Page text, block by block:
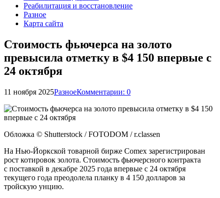
Реабилитация и восстановление
Разное
Карта сайта
Стоимость фьючерса на золото
превысила отметку в $4 150 впервые с
24 октября
11 ноября 2025РазноеКомментарии: 0
Обложка © Shutterstock / FOTODOM / r.classen
На Нью-Йоркской товарной бирже Comex зарегистрирован
рост котировок золота. Стоимость фьючерсного контракта
с поставкой в декабре 2025 года впервые с 24 октября
текущего года преодолела планку в 4 150 долларов за
тройскую унцию.